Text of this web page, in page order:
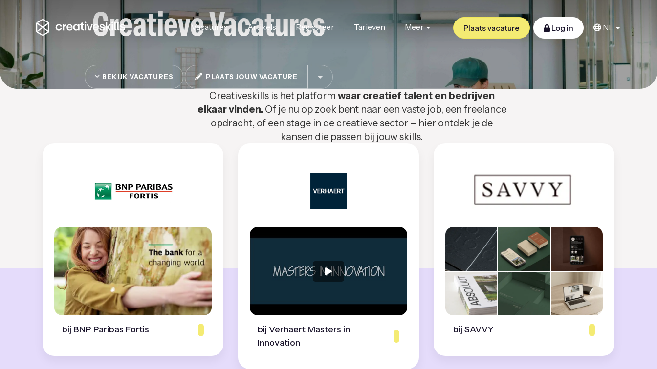
Vacatures Artikels Registreer Tarieven Meer Plaats vacature Log in NL
Creatieve Vacatures
BEKIJK VACATURES PLAATS JOUW VACATURE
Creativeskills is het platform waar creatief talent en bedrijven
elkaar vinden. Of je nu op zoek bent naar een vaste job, een freelance
opdracht, of een stage in de creatieve sector – hier ontdek je de
kansen die passen bij jouw skills.
bij BNP Paribas Fortis
bij Verhaert Masters in
Innovation
bij SAVVY